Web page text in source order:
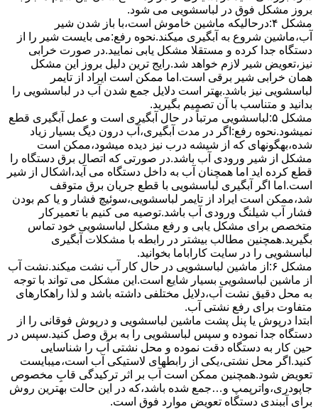
ﺑﺮوز مشکل ﻓﻮق در لباسشویی می شود.
مشکل ۴:درحالیکه ﻣﺎﺷﯿﻦ ﺧﺎﻣﻮش اﺳﺖ،ﺑﺎ ﺑﺎز ﺷﺪن ﺷﯿﺮ
آب،ﻣﺎﺷﯿﻦ ﺷﺮوع ﺑﻪ آﺑﮕﯿﺮی میکند.نحوه رﻓﻊ:می بایست ﺷﯿﺮ را از
دستگاه جدا کرده و مستقلا مشکل یابی نمایید.در صورت خرابی
نیز،تعویض شیر لازم خواهد شد.رایج ترین دلیل بروز این مشکل
همان خرابی شیر برقی است.اما ممکن است ایراد از تایمر
لباسشویی نیز باشد.بهتر است دلایل جمع شدن آب در لباسشویی را
بدانید و متناسب با آن تصمیم بگیرید.
مشکل ۵:لباسشویی مرتباً در ﺣﺎل آﺑﮕﯿﺮی اﺳﺖ و ﻋﻤﻞ آﺑﮕﯿﺮی ﻗﻄﻊ
نمیشود.نحوه رﻓﻊ:اﮔﺮ در ﻣﺪت آﺑﮕﯿﺮی،آب درون دﯾﮓ ﺑﺴﯿﺎر زﯾﺎد
ﺷﺪه،بهگونهای ﮐﻪ از ﺷﯿﺸﻪ درب ﻧﯿﺰ دﯾﺪه میشود،ممکن است
مشکل از شیر ورودی آب باشد.در صورتی که اتصال برق دستگاه را
قطع کرده اید اما همچنان آب به داخل دستگاه می آید،اشکال از شیر
است.اما اگر آبگیری لباسشویی با قطع جریان برق متوقف
شد،ممکن است ایراد از تایمر لباسشویی،سوئیچ فشار و یا کم بودن
فشار آب شیلنگ ورودی آب باشد.توصیه می کنیم با تعمیرکار
متخصص برای مشکل یابی و رفع مشکل لباسشویی خود تماس
بگیرید.همچنین مطالب بیشتر در رابطه با مشکلات آبگیری
لباسشویی را در سایت کاراباما بخوانید.
مشکل ۶:از ﻣﺎﺷﯿﻦ لباسشویی در ﺣﺎل ﮐﺎر آب ﻧﺸﺖ میکند.نشت آب
از ماشین لباسشویی بسیار شایع است.این مشکل می تواند با توجه
به محل دقیق نشت آب،دلایل مختلفی داشته باشد و لذا راهکارهای
متفاوت برای رفع نشتی آب.
ابتدا درپوش یا پنل ﭘﺸﺖ ﻣﺎﺷﯿﻦ لباسشویی و درپوش ﻓﻮﻗﺎﻧﯽ را از
دستگاه ﺟﺪا ﻧﻤﻮده و ﺳﭙﺲ لباسشویی را ﺑﻪ ﺑﺮق وصل ﮐﻨﯿﺪ.سپس در
حین کار به دستگاه دقت نموده و ﻣﺤﻞ نشتی آب را ﺷﻨﺎﺳﺎﯾﯽ
کنید.اﮔﺮ ﻣﺤﻞ نشتی،ﯾﮑﯽ از رابطهای ﻻﺳﺘﯿﮑﯽ آب اﺳﺖ،میبایست
ﺗﻌﻮﯾﺾ شود.همچنین ﻣﻤﮑﻦ اﺳﺖ آب بر اثر ﺗﺮﮐﯿﺪﮔﯽ قابِ ﻣﺨﺼﻮص
ﺟﺎﭘﻮدری،واترپمپ و…جمع شده ﺑﺎﺷﺪ،ﮐﻪ در این حالت بهترین روش
برای آببندی دستگاه ﺗﻌﻮﯾﺾ ﻣﻮارد ﻓﻮق اﺳﺖ.